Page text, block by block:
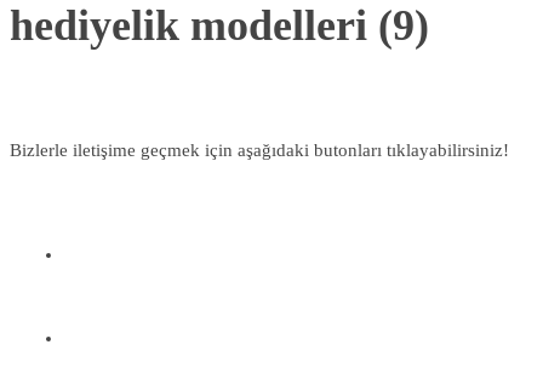
hediyelik modelleri (9)
Bizlerle iletişime geçmek için aşağıdaki butonları tıklayabilirsiniz!